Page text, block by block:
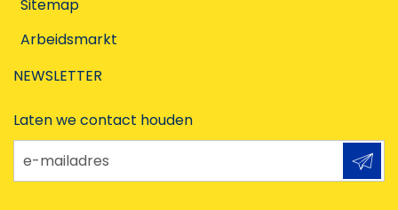
Sitemap
Arbeidsmarkt
NEWSLETTER
Laten we contact houden
e-mailadres